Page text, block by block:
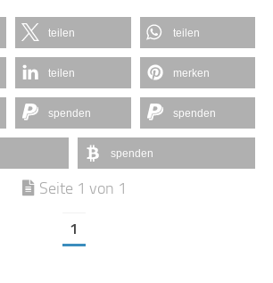
teilen teilen
teilen merken
spenden spenden
spenden
Seite 1 von 1
1